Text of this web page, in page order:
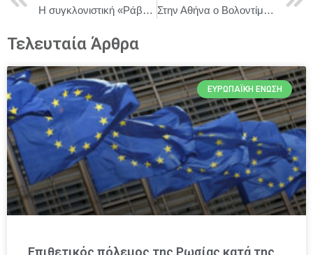
Η συγκλονιστική «Ράβδος» ολοκληρώνει τις παραστάσεις της στις 23 Νοεμβρίου
Στην Αθήνα ο Βολοντίμιρ Ζελένσκι
Τελευταία Άρθρα
ΕΥΡΩΠΑΪΚΉ ΈΝΩΣΗ
Επιθετικός πόλεμος της Ρωσίας κατά της